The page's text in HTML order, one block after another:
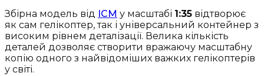
Збірна модель від ICM у масштабі 1:35 відтворює
як сам гелікоптер, так і універсальний контейнер з
високим рівнем деталізації. Велика кількість
деталей дозволяє створити вражаючу масштабну
копію одного з найвідоміших важких гелікоптерів
у світі.